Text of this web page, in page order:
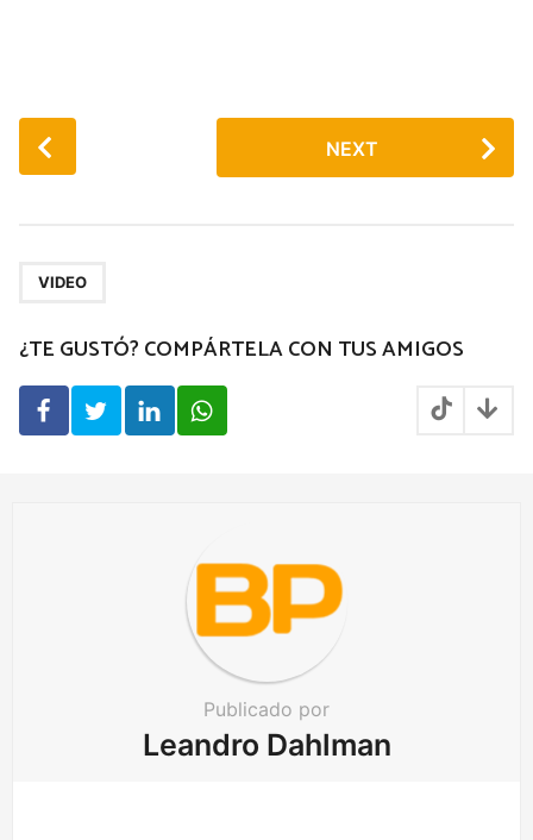
P
o
i
n
t
NEXT
VIDEO
¿TE GUSTÓ? COMPÁRTELA CON TUS AMIGOS
Publicado por
Leandro Dahlman